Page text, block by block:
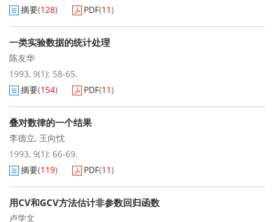
摘要(128) PDF(11)
一类实验数据的统计处理
陈友华
1993, 9(1): 58-65.
摘要(154) PDF(11)
叠对数律的一个结果
李德立, 王向忱
1993, 9(1): 66-69.
摘要(119) PDF(11)
用CV和GCV方法估计非参数回归函数
卢学文